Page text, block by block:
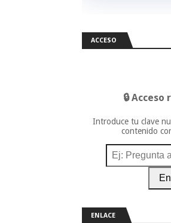
ACCESO
🔒
Introduce tu clave
contenido
ENLACE